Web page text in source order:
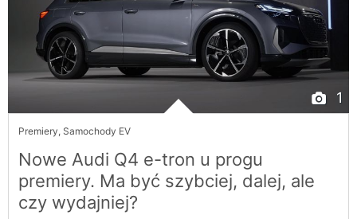
1
Premiery, Samochody EV
Nowe Audi Q4 e-tron u progu
premiery. Ma być szybciej, dalej, ale
czy wydajniej?